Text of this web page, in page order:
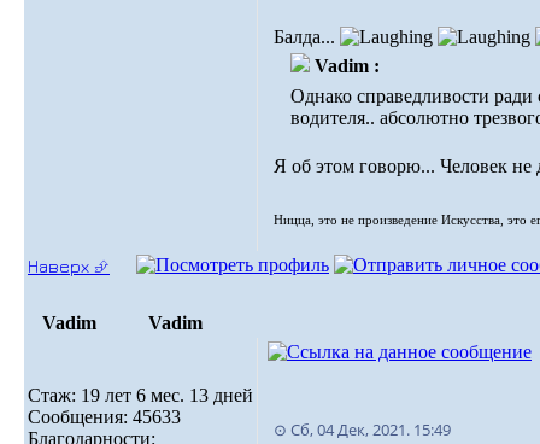
Балда...
Vadim :
Однако справедливости ради
водителя.. абсолютно
Я об этом говорю... Человек не
Ницца, это не произведение Искусства, это
Наверх ⮵
Vadim Vadim
Стаж: 19 лет 6 мес. 13 дней
Сообщения: 45633
Благодарности:
⊙ Сб, 04 Дек, 2021. 15:49